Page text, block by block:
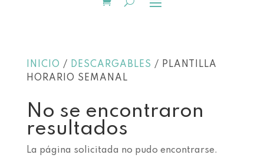
INICIO / DESCARGABLES / PLANTILLA
HORARIO SEMANAL
No se encontraron
resultados
La página solicitada no pudo encontrarse.